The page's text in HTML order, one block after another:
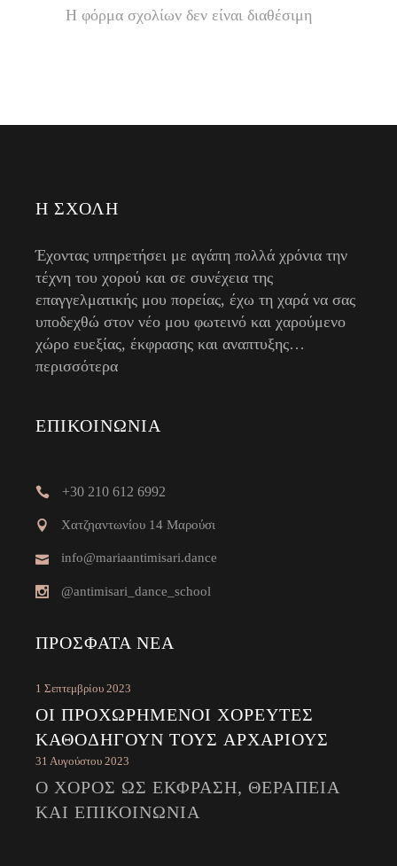
Η φόρμα σχολίων δεν είναι διαθέσιμη
Η ΣΧΟΛΉ
Έχοντας υπηρετήσει με αγάπη πολλά χρόνια την
τέχνη του χορού και σε συνέχεια της
επαγγελματικής μου πορείας, έχω τη χαρά να σας
υποδεχθώ στον νέο μου φωτεινό και χαρούμενο
χώρο ευεξίας, έκφρασης και αναπτυξης…
περισσότερα
ΕΠΙΚΟΙΝΩΝΊΑ
+30 210 612 6992
Χατζηαντωνίου 14 Μαρούσι
info@mariaantimisari.dance
@antimisari_dance_school
ΠΡΌΣΦΑΤΑ ΝΈΑ
1 Σεπτεμβρίου 2023
ΟΙ ΠΡΟΧΩΡΗΜΈΝΟΙ ΧΟΡΕΥΤΈΣ
ΚΑΘΟΔΗΓΟΎΝ ΤΟΥΣ ΑΡΧΆΡΙΟΥΣ
31 Αυγούστου 2023
Ο ΧΟΡΌΣ ΩΣ ΈΚΦΡΑΣΗ, ΘΕΡΑΠΕΊΑ
ΚΑΙ ΕΠΙΚΟΙΝΩΝΊΑ